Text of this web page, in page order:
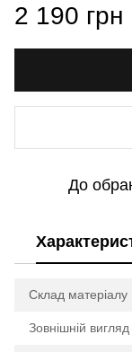
2 190 грн
До
Склад матеріалу
Зовнішній вигляд